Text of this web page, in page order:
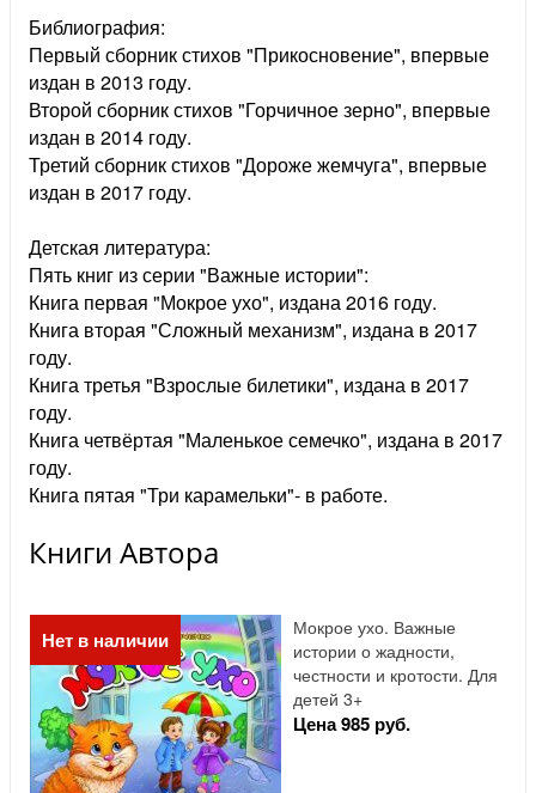
Библиография:
Первый сборник стихов "Прикосновение", впервые
издан в 2013 году.
Второй сборник стихов "Горчичное зерно", впервые
издан в 2014 году.
Третий сборник стихов "Дороже жемчуга", впервые
издан в 2017 году.
Детская литература:
Пять книг из серии "Важные истории":
Книга первая "Мокрое ухо", издана 2016 году.
Книга вторая "Сложный механизм", издана в 2017
году.
Книга третья "Взрослые билетики", издана в 2017
году.
Книга четвёртая "Маленькое семечко", издана в 2017
году.
Книга пятая "Три карамельки"- в работе.
Книги Автора
Нет в наличии
Мокрое ухо. Важные
истории о жадности,
честности и кротости. Для
детей 3+
Цена 985 руб.